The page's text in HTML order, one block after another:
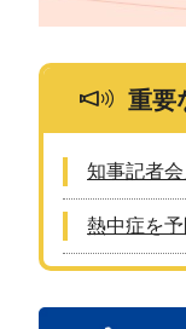
重要
知事記者
熱中症を